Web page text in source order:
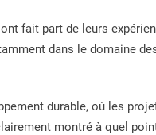
fait part de leurs
dans le domaine
durable, où les
montré à quel